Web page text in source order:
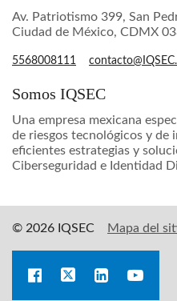
Av. Patriotismo 399, San
Ciudad de México, CDMX
5568008111
Somos IQSEC
Una empresa mexicana
de riesgos tecnológicos y de
eficientes estrategias y
Ciberseguridad e Identidad
© 2026 IQSEC Mapa del